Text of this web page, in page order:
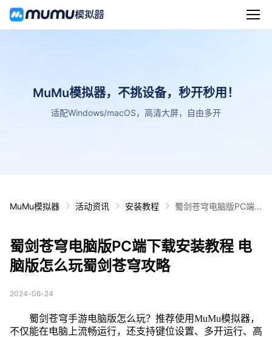
MuMu模拟器，不挑设备，秒开秒用！
适配Windows/macOS，高清大屏，自由多开
MuMu模拟器 活动资讯 安装教程
蜀剑苍穹电脑版PC端
蜀剑苍穹电脑版PC端下载安装教程 电
脑版怎么玩蜀剑苍穹攻略
2024-06-24
蜀剑苍穹手游电脑版怎么玩？推荐使用MuMu模拟器，
不仅能在电脑上流畅运行，还支持键位设置、多开运行、高